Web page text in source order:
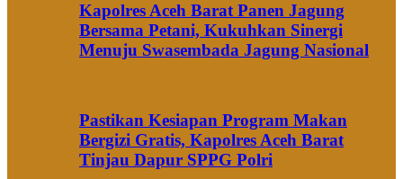
Kapolres Aceh Barat Panen Jagung
Bersama Petani, Kukuhkan Sinergi
Menuju Swasembada Jagung Nasional
Pastikan Kesiapan Program Makan
Bergizi Gratis, Kapolres Aceh Barat
Tinjau Dapur SPPG Polri